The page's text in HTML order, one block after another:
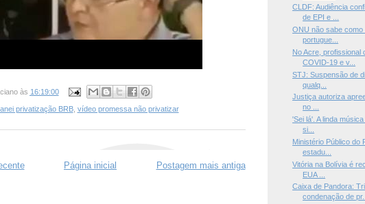
às 16:19:00
privatização BRB, vídeo promessa não privatizar
Postagem mais antiga
Página inicial
CLDF: Audiência
de EPI e ...
ONU não sabe
portugue...
No Acre, profissional
COVID-19 e v...
STJ: Suspensão de
qualq...
Justiça autoriza
no ...
'Sei lá'. A linda
si...
Ministério Público do
estadu...
Vitória na Bolívia é
EUA ...
Caixa de Pandora:
condenação de